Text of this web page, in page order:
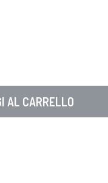
AL CARRELLO